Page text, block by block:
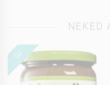
NEKED
ÚJ